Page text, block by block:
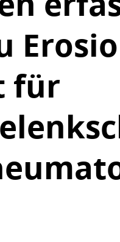
für